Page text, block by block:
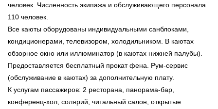
человек. Численность экипажа и обслуживающего персонала
110 человек.
Все каюты оборудованы индивидуальными санблоками,
кондиционерами, телевизором, холодильником. В каютах
обзорное окно или иллюминатор (в каютах нижней палубы).
Предоставляется бесплатный прокат фена. Рум-сервис
(обслуживание в каютах) за дополнительную плату.
К услугам пассажиров: 2 ресторана, панорама-бар,
конференц-хол, солярий, читальный салон, открытые